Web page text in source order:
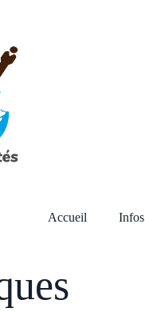
Accueil Infos